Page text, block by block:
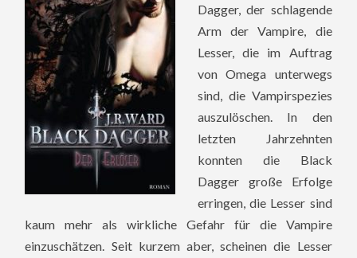
Dagger, der schlagende
Arm der Vampire, die
Lesser, die im Auftrag
von Omega unterwegs
sind, die Vampirspezies
auszulöschen. In den
letzten Jahrzehnten
konnten die Black
Dagger große Erfolge
erringen, die Lesser sind
kaum mehr als wirkliche Gefahr für die Vampire
einzuschätzen. Seit kurzem aber, scheinen die Lesser